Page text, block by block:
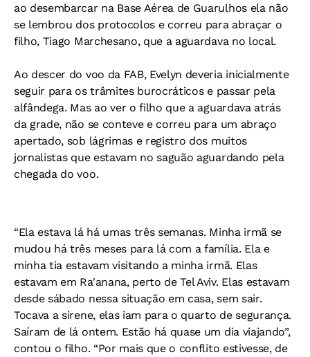
ao desembarcar na Base Aérea de Guarulhos ela não
se lembrou dos protocolos e correu para abraçar o
filho, Tiago Marchesano, que a aguardava no local.
Ao descer do voo da FAB, Evelyn deveria inicialmente
seguir para os trâmites burocráticos e passar pela
alfândega. Mas ao ver o filho que a aguardava atrás
da grade, não se conteve e correu para um abraço
apertado, sob lágrimas e registro dos muitos
jornalistas que estavam no saguão aguardando pela
chegada do voo.
“Ela estava lá há umas três semanas. Minha irmã se
mudou há três meses para lá com a família. Ela e
minha tia estavam visitando a minha irmã. Elas
estavam em Ra'anana, perto de Tel Aviv. Elas estavam
desde sábado nessa situação em casa, sem sair.
Tocava a sirene, elas iam para o quarto de segurança.
Saíram de lá ontem. Estão há quase um dia viajando”,
contou o filho. “Por mais que o conflito estivesse, de